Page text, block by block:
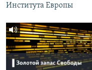
Института Европы